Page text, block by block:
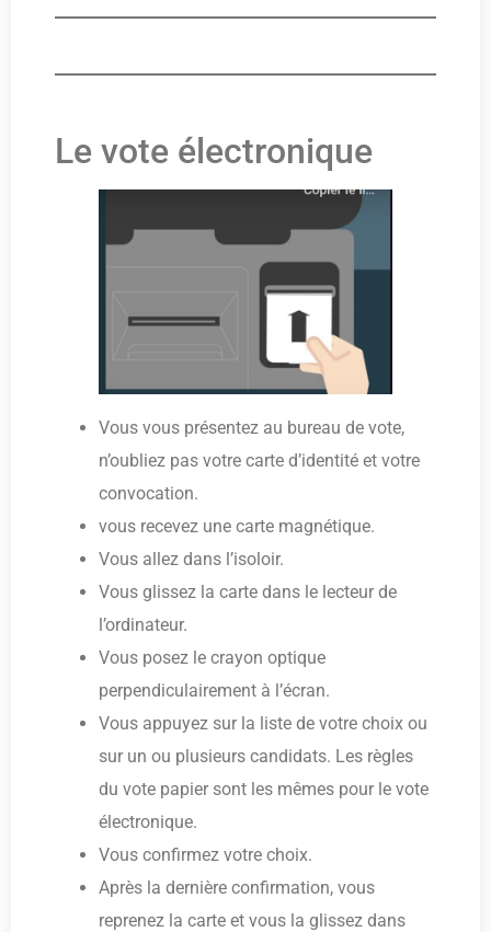
Le vote électronique
Vous vous présentez au bureau de vote,
n’oubliez pas votre carte d’identité et votre
convocation.
vous recevez une carte magnétique.
Vous allez dans l’isoloir.
Vous glissez la carte dans le lecteur de
l’ordinateur.
Vous posez le crayon optique
perpendiculairement à l’écran.
Vous appuyez sur la liste de votre choix ou
sur un ou plusieurs candidats. Les règles
du vote papier sont les mêmes pour le vote
électronique.
Vous confirmez votre choix.
Après la dernière confirmation, vous
reprenez la carte et vous la glissez dans